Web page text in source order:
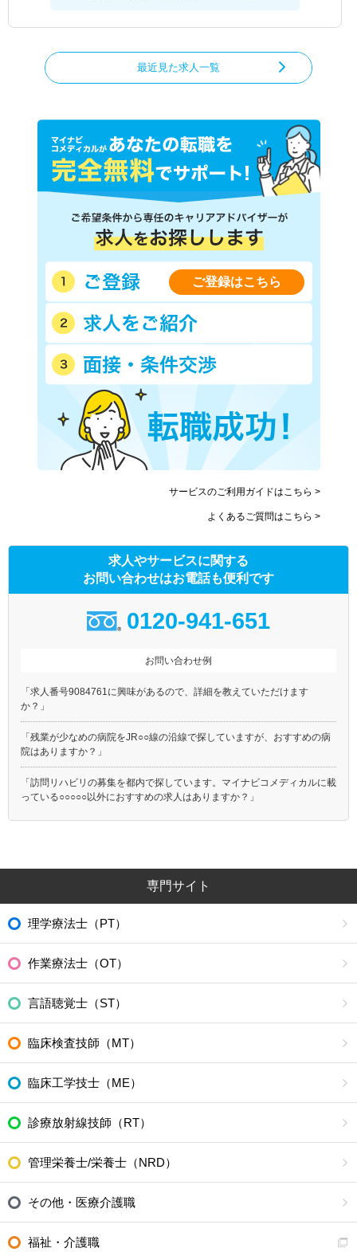
最近見た求人一覧
ご登録はこちら
サービスのご利用ガイドはこちら >
よくあるご質問はこちら >
求人やサービスに関する
お問い合わせはお電話も便利です
0120-941-651
お問い合わせ例
「求人番号9084761に興味があるので、詳細を教えていただけます
か？」
「残業が少なめの病院をJR○○線の沿線で探していますが、おすすめの病
院はありますか？」
「訪問リハビリの募集を都内で探しています。マイナビコメディカルに載
っている○○○○○以外におすすめの求人はありますか？」
専門サイト
理学療法士（PT）
作業療法士（OT）
言語聴覚士（ST）
臨床検査技師（MT）
臨床工学技士（ME）
診療放射線技師（RT）
管理栄養士/栄養士（NRD）
その他・医療介護職
福祉・介護職